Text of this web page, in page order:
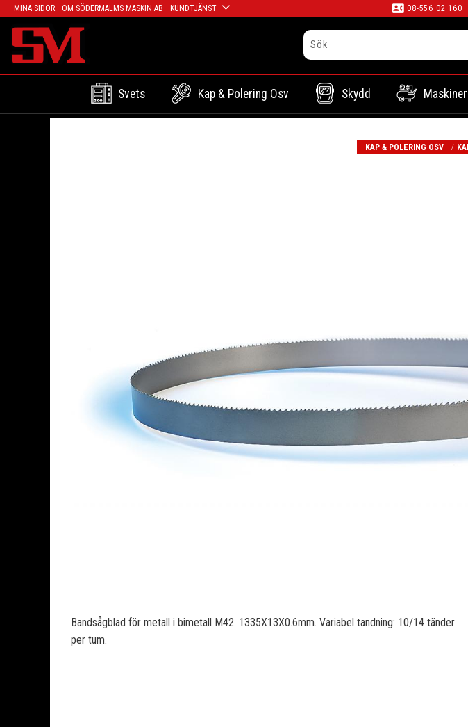
MINA SIDOR OM SÖDERMALMS MASKIN AB KUNDTJÄNST contact_phone 08-556 02 160
Svets Kap & Polering Osv Skydd
KAP & POLERING OSV
Bandsågblad för metall i bimetall M42. 1335X13X0.6mm. Variabel tandning: 10/14 tänder
per tum.